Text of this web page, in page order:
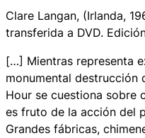
Clare Langan, (Irlanda,
transferida a DVD.
[…] Mientras representa
monumental destrucción
Hour se cuestiona sobre
es fruto de la acción del
Grandes fábricas,